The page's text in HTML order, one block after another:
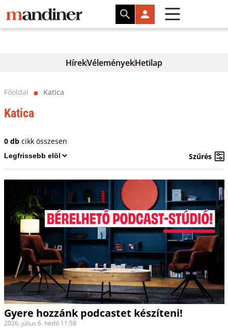
HírekVéleményekHetilap
Főoldal ⬤ Katica
Katica
0 dbcikk összesen
Szűrés
Gyere hozzánk podcastet készíteni!
2026. július 6. hétfő 11:58